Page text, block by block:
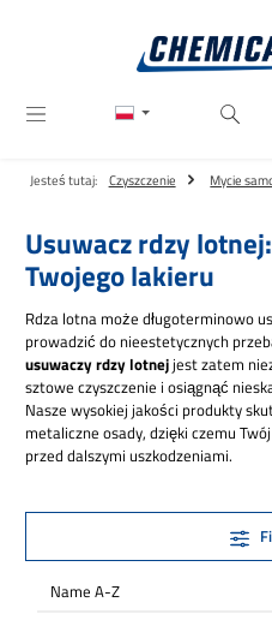
Jesteś tutaj: Czyszczenie Mycie
Usuwacz rdzy
Twojego lakieru
Rdza lotna może długoterminowo
prowadzić do nieestetycznych
usuwaczy rdzy lotnej jest zatem
sztowe czyszczenie i osiągnąć
Nasze wysokiej jakości produkty
metaliczne osady, dzięki czemu
przed dalszymi uszkodzeniami.